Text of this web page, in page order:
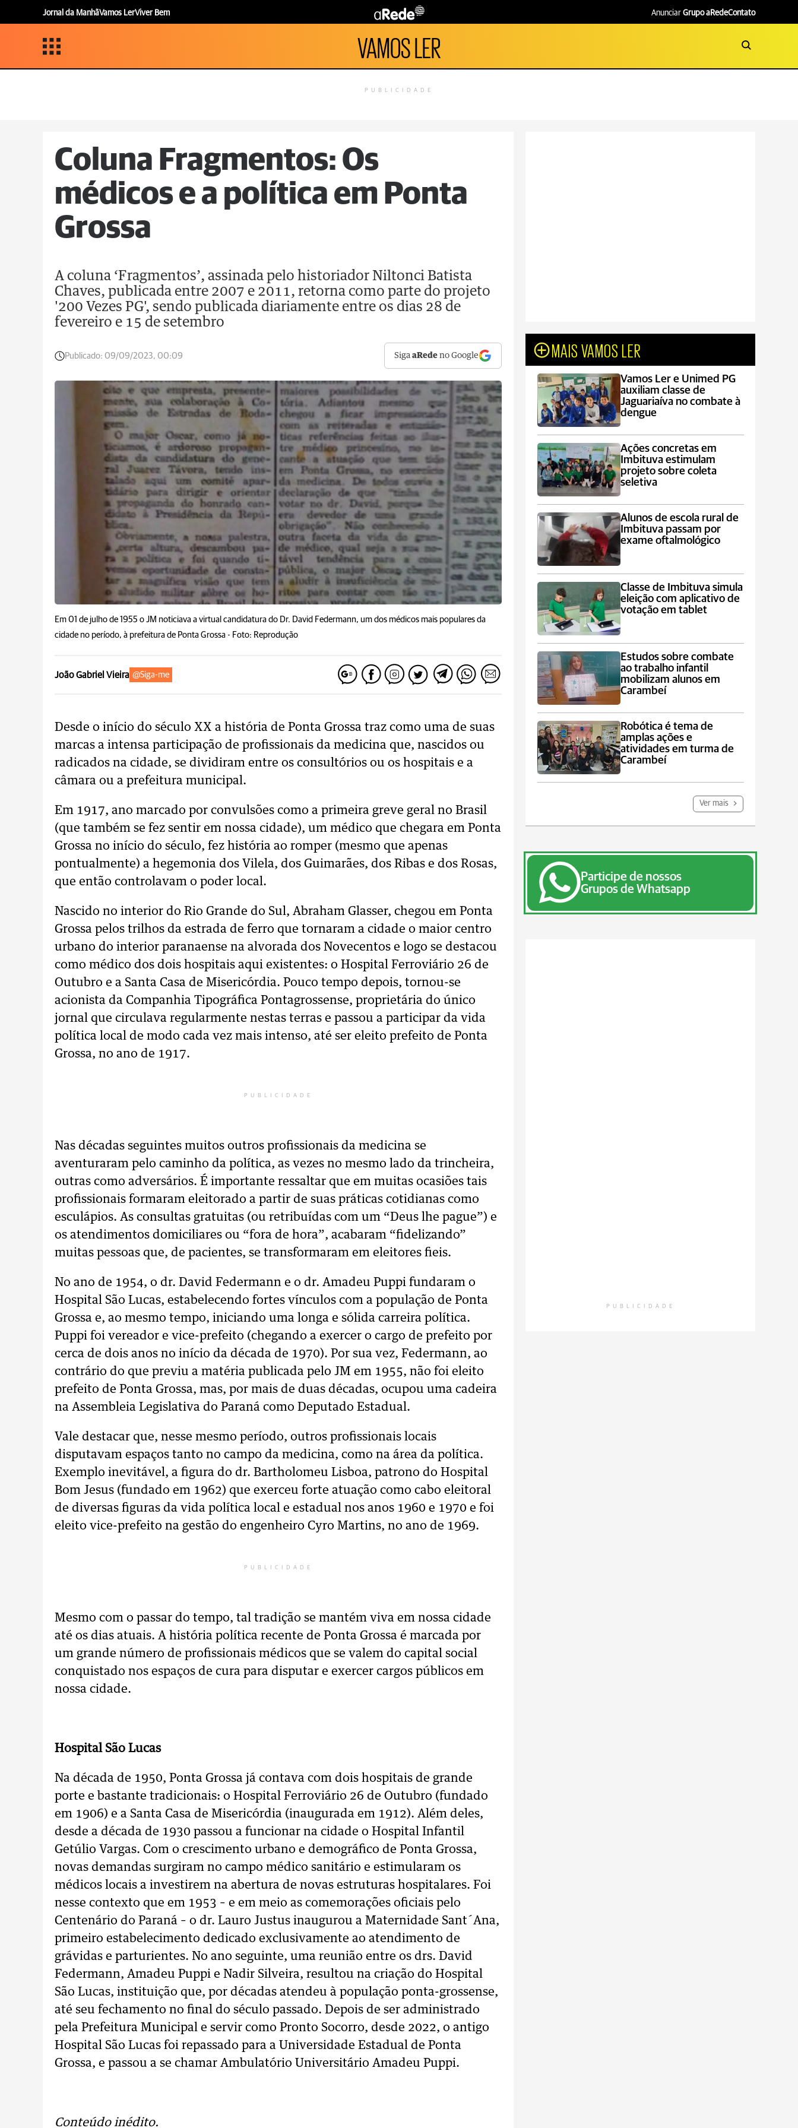
Jornal da ManhãVamos LerViver Bem Anunciar Grupo aRedeContato
VAMOS LER
PUBLICIDADE
Coluna Fragmentos: Os
médicos e a política em Ponta
Grossa
A coluna ‘Fragmentos’, assinada pelo historiador Niltonci Batista
Chaves, publicada entre 2007 e 2011, retorna como parte do projeto
'200 Vezes PG', sendo publicada diariamente entre os dias 28 de
fevereiro e 15 de setembro
Publicado: 09/09/2023, 00:09 SigaaRede no Google
Em 01 de julho de 1955 o JM noticiava a virtual candidatura do Dr. David Federmann, um dos médicos mais populares da
cidade no período, à prefeitura de Ponta Grossa - Foto: Reprodução
João Gabriel Vieira @Siga-me
Desde o início do século XX a história de Ponta Grossa traz como uma de suas
marcas a intensa participação de profissionais da medicina que, nascidos ou
radicados na cidade, se dividiram entre os consultórios ou os hospitais e a
câmara ou a prefeitura municipal.
Em 1917, ano marcado por convulsões como a primeira greve geral no Brasil
(que também se fez sentir em nossa cidade), um médico que chegara em Ponta
Grossa no início do século, fez história ao romper (mesmo que apenas
pontualmente) a hegemonia dos Vilela, dos Guimarães, dos Ribas e dos Rosas,
que então controlavam o poder local.
Nascido no interior do Rio Grande do Sul, Abraham Glasser, chegou em Ponta
Grossa pelos trilhos da estrada de ferro que tornaram a cidade o maior centro
urbano do interior paranaense na alvorada dos Novecentos e logo se destacou
como médico dos dois hospitais aqui existentes: o Hospital Ferroviário 26 de
Outubro e a Santa Casa de Misericórdia. Pouco tempo depois, tornou-se
acionista da Companhia Tipográfica Pontagrossense, proprietária do único
jornal que circulava regularmente nestas terras e passou a participar da vida
política local de modo cada vez mais intenso, até ser eleito prefeito de Ponta
Grossa, no ano de 1917.
PUBLICIDADE
Nas décadas seguintes muitos outros profissionais da medicina se
aventuraram pelo caminho da política, as vezes no mesmo lado da trincheira,
outras como adversários. É importante ressaltar que em muitas ocasiões tais
profissionais formaram eleitorado a partir de suas práticas cotidianas como
esculápios. As consultas gratuitas (ou retribuídas com um “Deus lhe pague”) e
os atendimentos domiciliares ou “fora de hora”, acabaram “fidelizando”
muitas pessoas que, de pacientes, se transformaram em eleitores fieis.
No ano de 1954, o dr. David Federmann e o dr. Amadeu Puppi fundaram o
Hospital São Lucas, estabelecendo fortes vínculos com a população de Ponta
Grossa e, ao mesmo tempo, iniciando uma longa e sólida carreira política.
Puppi foi vereador e vice-prefeito (chegando a exercer o cargo de prefeito por
cerca de dois anos no início da década de 1970). Por sua vez, Federmann, ao
contrário do que previu a matéria publicada pelo JM em 1955, não foi eleito
prefeito de Ponta Grossa, mas, por mais de duas décadas, ocupou uma cadeira
na Assembleia Legislativa do Paraná como Deputado Estadual.
Vale destacar que, nesse mesmo período, outros profissionais locais
disputavam espaços tanto no campo da medicina, como na área da política.
Exemplo inevitável, a figura do dr. Bartholomeu Lisboa, patrono do Hospital
Bom Jesus (fundado em 1962) que exerceu forte atuação como cabo eleitoral
de diversas figuras da vida política local e estadual nos anos 1960 e 1970 e foi
eleito vice-prefeito na gestão do engenheiro Cyro Martins, no ano de 1969.
PUBLICIDADE
Mesmo com o passar do tempo, tal tradição se mantém viva em nossa cidade
até os dias atuais. A história política recente de Ponta Grossa é marcada por
um grande número de profissionais médicos que se valem do capital social
conquistado nos espaços de cura para disputar e exercer cargos públicos em
nossa cidade.
Hospital São Lucas
Na década de 1950, Ponta Grossa já contava com dois hospitais de grande
porte e bastante tradicionais: o Hospital Ferroviário 26 de Outubro (fundado
em 1906) e a Santa Casa de Misericórdia (inaugurada em 1912). Além deles,
desde a década de 1930 passou a funcionar na cidade o Hospital Infantil
Getúlio Vargas. Com o crescimento urbano e demográfico de Ponta Grossa,
novas demandas surgiram no campo médico sanitário e estimularam os
médicos locais a investirem na abertura de novas estruturas hospitalares. Foi
nesse contexto que em 1953 – e em meio as comemorações oficiais pelo
Centenário do Paraná – o dr. Lauro Justus inaugurou a Maternidade Sant´Ana,
primeiro estabelecimento dedicado exclusivamente ao atendimento de
grávidas e parturientes. No ano seguinte, uma reunião entre os drs. David
Federmann, Amadeu Puppi e Nadir Silveira, resultou na criação do Hospital
São Lucas, instituição que, por décadas atendeu à população ponta-grossense,
até seu fechamento no final do século passado. Depois de ser administrado
pela Prefeitura Municipal e servir como Pronto Socorro, desde 2022, o antigo
Hospital São Lucas foi repassado para a Universidade Estadual de Ponta
Grossa, e passou a se chamar Ambulatório Universitário Amadeu Puppi.
Conteúdo inédito.
MAIS VAMOS LER
Vamos Ler e Unimed PG
auxiliam classe de
Jaguariaíva no combate à
dengue
Ações concretas em
Imbituva estimulam
projeto sobre coleta
seletiva
Alunos de escola rural de
Imbituva passam por
exame oftalmológico
Classe de Imbituva simula
eleição com aplicativo de
votação em tablet
Estudos sobre combate
ao trabalho infantil
mobilizam alunos em
Carambeí
Robótica é tema de
amplas ações e
atividades em turma de
Carambeí
Ver mais
Participe de nossos
Grupos de Whatsapp
PUBLICIDADE